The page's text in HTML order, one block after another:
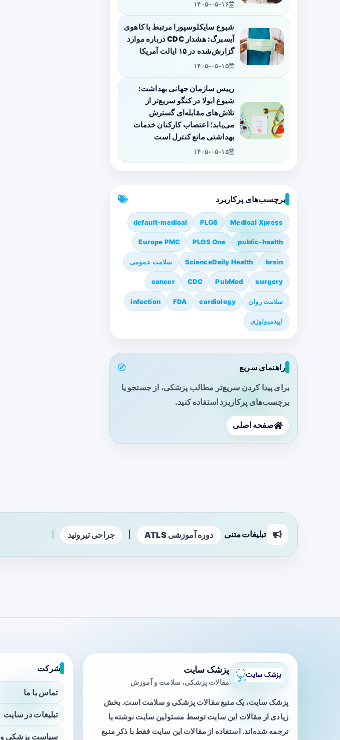
۱۴۰۵-۰۵-۱۶
شیوع سایکلوسپورا مرتبط با کاهوی
آیسبرگ: هشدار CDC درباره موارد
گزارش‌شده در ۱۵ ایالت آمریکا
۱۴۰۵-۰۵-۱۵
رییس سازمان جهانی بهداشت:
شیوع ابولا در کنگو سریع‌تر از
تلاش‌های مقابله‌ای گسترش
می‌یابد؛ اعتصاب کارکنان خدمات
بهداشتی مانع کنترل است
۱۴۰۵-۰۵-۱۵
برچسب‌های پرکاربرد
Medical Xpress
PLOS
default-medical
public-health
PLOS One
Europe PMC
brain
ScienceDaily Health سلامت عمومی
surgery
PubMed
CDC
cancer
سلامت روان cardiology
FDA
infection
اپیدمیولوژی
راهنمای سریع
برای پیدا کردن سریع‌تر مطالب پزشکی، از جستجو یا
برچسب‌های پرکاربرد استفاده کنید.
صفحه اصلی
تبلیغات متنی دوره آموزشی ATLS جراحی تیروئید
پزشک سایت
مقالات پزشکی، سلامت و آموزش
پزشک سایت، یک منبع مقالات پزشکی و سلامت است. بخش
زیادی از مقالات این سایت توسط مسئولین سایت نوشته یا
ترجمه شده‌اند. استفاده از مقالات این سایت فقط با ذکر منبع
شرکت
تماس با ما
تبلیغات در سایت
سیاست پزشکی و